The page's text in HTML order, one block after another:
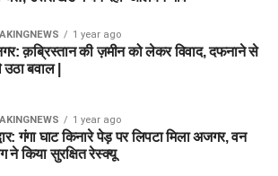
1 year ago
क़ब्रिस्तान की ज़मीन को लेकर विवाद, दफनाने से
बवाल |
1 year ago
गंगा घाट किनारे पेड़ पर लिपटा मिला अजगर, वन
ने किया सुरक्षित रेस्क्यू